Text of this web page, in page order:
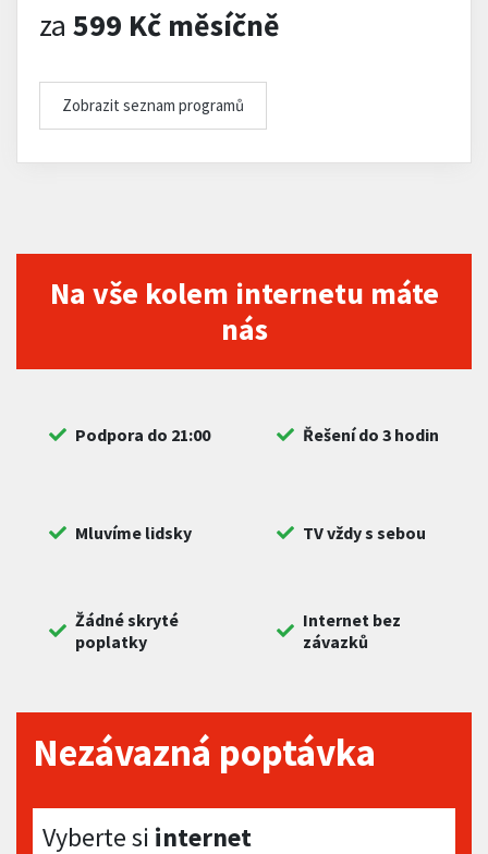
za 599 Kč měsíčně
Zobrazit seznam programů
Na vše kolem internetu máte
nás
Podpora do 21:00 Řešení do 3 hodin
Mluvíme lidsky TV vždy s sebou
Žádné skryté
poplatky
Internet bez
závazků
Nezávazná poptávka
Vyberte si internet
Vyberte si internet